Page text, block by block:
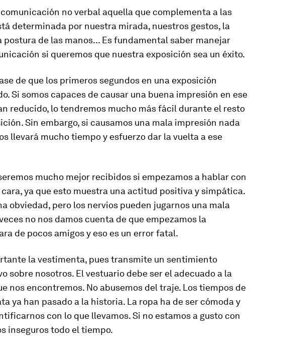
no verbal aquella que complementa a las
determinada por nuestra mirada, nuestros gestos, la
postura de las manos... Es fundamental saber manejar
si queremos que nuestra exposición sea un éxito.
de que los primeros segundos en una exposición
Si somos capaces de causar una buena impresión en ese
reducido, lo tendremos mucho más fácil durante el resto
Sin embargo, si causamos una mala impresión nada
llevará mucho tiempo y esfuerzo dar la vuelta a ese
mucho mejor recibidos si empezamos a hablar con
ya que esto muestra una actitud positiva y simpática.
obviedad, pero los nervios pueden jugarnos una mala
no nos damos cuenta de que empezamos la
de pocos amigos y eso es un error fatal.
la vestimenta, pues transmite un sentimiento
sobre nosotros. El vestuario debe ser el adecuado a la
nos encontremos. No abusemos del traje. Los tiempos de
ya han pasado a la historia. La ropa ha de ser cómoda y
con lo que llevamos. Si no estamos a gusto con
inseguros todo el tiempo.